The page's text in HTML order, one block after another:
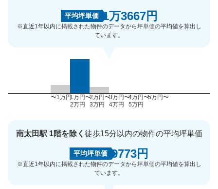
平均坪単価 1万3667円
※直近1年以内に掲載された物件のデータから坪単価の平均値を算出し
ています。
〜1万円1万円〜
2万円
2万円〜
3万円
3万円〜
4万円
4万円〜
5万円
5万円〜
南太田駅 1階を除く 徒歩15分以内の物件の平均坪単価
平均坪単価 9773円
※直近1年以内に掲載された物件のデータから坪単価の平均値を算出し
ています。